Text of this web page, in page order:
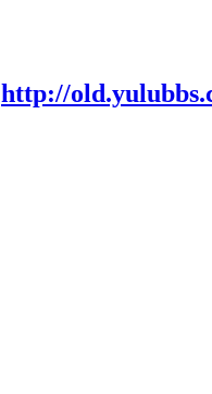
http://